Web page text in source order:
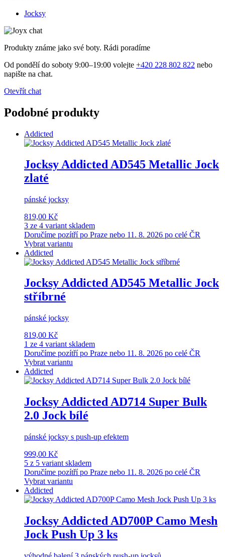
Jocksy
Produkty známe jako své boty. Rádi poradíme
Od pondělí do soboty 9:00–19:00 volejte +420 228 802 822 nebo
napište na chat.
Otevřít chat
Podobné produkty
Addicted
Jocksy Addicted AD545 Metallic Jock
zlaté
pánské jocksy
819,00 Kč
3 ze 4 variant skladem
Doručíme pozítří po Praze nebo 11. 8. 2026 po celé ČR
Vybrat variantu
Addicted
Jocksy Addicted AD545 Metallic Jock
stříbrné
pánské jocksy
819,00 Kč
1 ze 4 variant skladem
Doručíme pozítří po Praze nebo 11. 8. 2026 po celé ČR
Vybrat variantu
Addicted
Jocksy Addicted AD714 Super Bulk
2.0 Jock bílé
pánské jocksy s push-up efektem
999,00 Kč
5 z 5 variant skladem
Doručíme pozítří po Praze nebo 11. 8. 2026 po celé ČR
Vybrat variantu
Addicted
Jocksy Addicted AD700P Camo Mesh
Jock Push Up 3 ks